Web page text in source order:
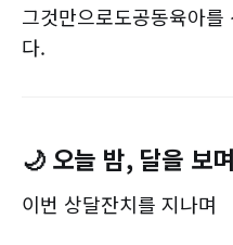
그것만으로도공동육아
다.
🌙 오늘 밤, 달을 보
이번 상달잔치를 지나며